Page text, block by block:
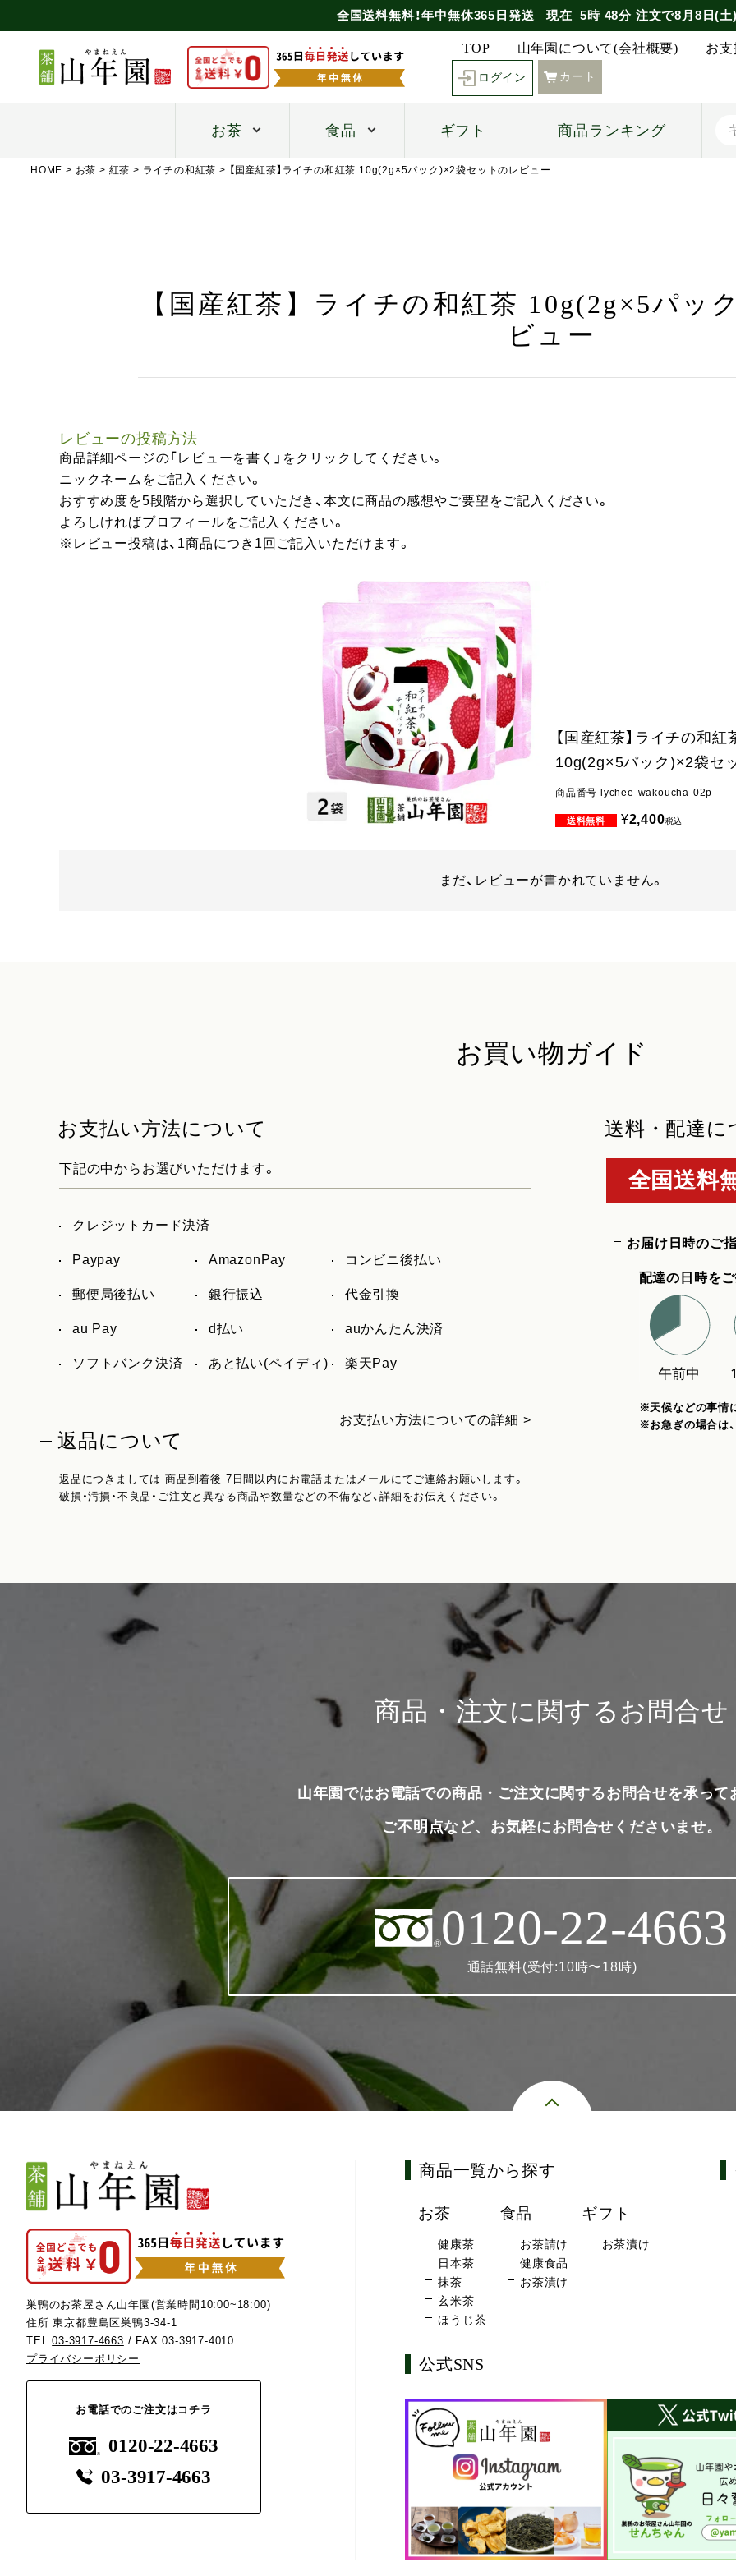
全国送料無料！年中無休365日発送 現在 5時 48分注文で8月8日(土
TOP 山年園について(会社概要) お
ログイン カート
お茶 食品 ギフト 商品ランキング
HOME お茶 紅茶 ライチの和紅茶 【国産紅茶】ライチの和紅茶 10g(2g×5パック)×2袋セットのレビュー
【国産紅茶】ライチの和紅茶 10g(2g×5パッ
ビュー
レビューの投稿方法
商品詳細ページの「レビューを書く」をクリックしてください。
ニックネームをご記入ください。
おすすめ度を5段階から選択していただき、本文に商品の感想やご要望をご記入ください。
よろしければプロフィールをご記入ください。
※レビュー投稿は、1商品につき1回ご記入いただけます。
【国産紅茶】ライチの和紅
10g(2g×5パック)×2袋セ
商品番号 lychee-wakoucha-02p
¥2,400税込
まだ、レビューが書かれていません。
お買い物ガイド
お支払い方法について
下記の中からお選びいただけます。
クレジットカード決済
Paypay AmazonPay コンビニ後払い
郵便局後払い 銀行振込 代金引換
au Pay d払い auかんたん決済
ソフトバンク決済 あと払い(ペイディ) 楽天Pay
お支払い方法についての詳細 >
返品について
返品につきましては 商品到着後 7日間以内にお電話またはメールにてご連絡お願いします。
破損・汚損・不良品・ご注文と異なる商品や数量などの不備など、詳細をお伝えください。
送料・配達に
全国送料
お届け日時のご
配達の日時を
※天候などの事情
※お急ぎの場合は
商品・注文に関するお問合せ
山年園ではお電話での商品・ご注文に関するお問合せを承って
ご不明点など、お気軽にお問合せくださいませ。
0120-22-4663
通話無料(受付:10時〜18時)
巣鴨のお茶屋さん山年園(営業時間10:00~18:00)
住所 東京都豊島区巣鴨3-34-1
TEL03-3917-4663 / FAX 03-3917-4010
プライバシーポリシー
お電話でのご注文はコチラ
0120-22-4663
03-3917-4663
商品一覧から探す
お茶
健康茶
日本茶
抹茶
玄米茶
ほうじ茶
食品
お茶請け
健康食品
お茶漬け
ギフト
お茶漬け
公式SNS